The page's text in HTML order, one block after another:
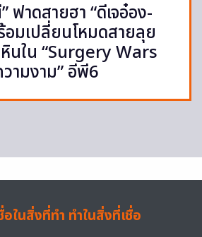
ฟาดสายฮา “ดีเจอ๋อง-
มเปลี่ยนโหมดสายลุย
หินใน “Surgery Wars
ามงาม” อีพี6
ในสิ่งที่ทำ ทำในสิ่งที่เชื่อ